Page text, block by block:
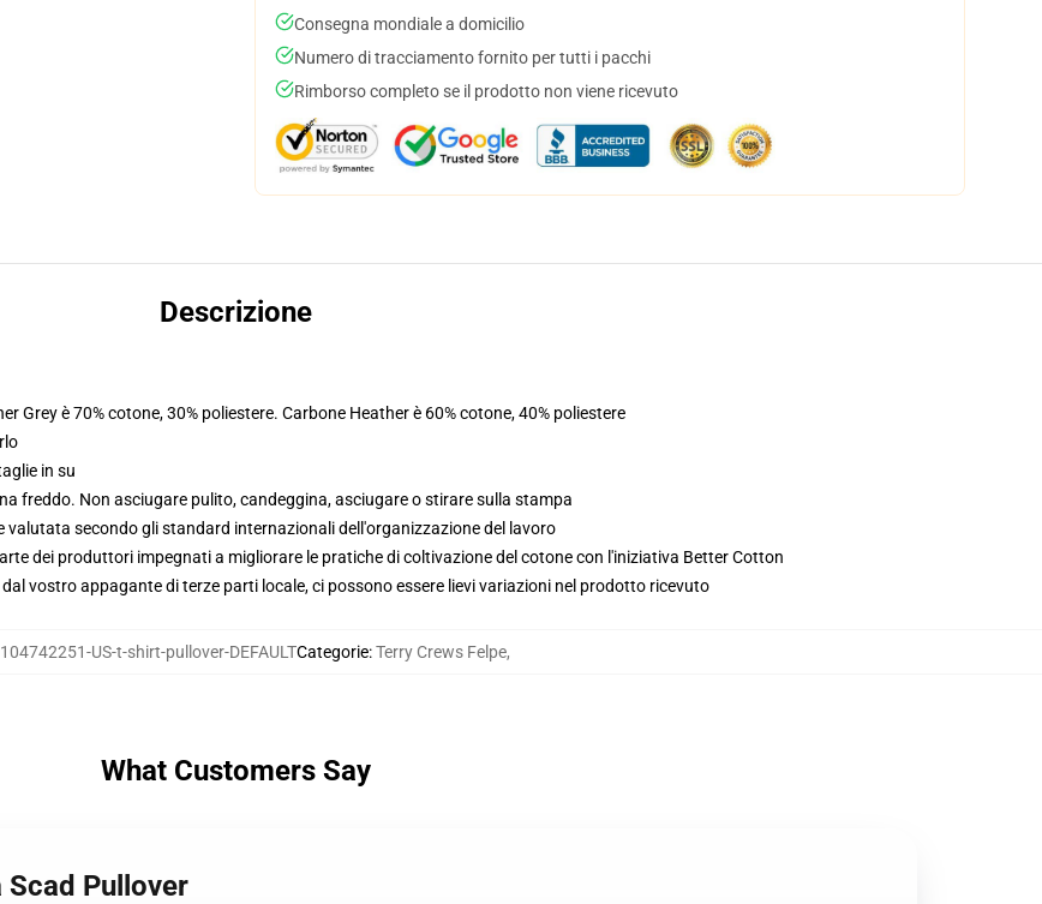
Consegna mondiale a domicilio
Numero di tracciamento fornito per tutti i pacchi
Rimborso completo se il prodotto non viene ricevuto
Descrizione
Grey è 70% cotone, 30% poliestere. Carbone Heather è 60% cotone, 40% poliestere
in su
freddo. Non asciugare pulito, candeggina, asciugare o stirare sulla stampa
secondo gli standard internazionali dell'organizzazione del lavoro
dei produttori impegnati a migliorare le pratiche di coltivazione del cotone con l'iniziativa Better Cotton
vostro appagante di terze parti locale, ci possono essere lievi variazioni nel prodotto ricevuto
104742251-US-t-shirt-pullover-DEFAULTCategorie:Terry Crews Felpe,
What Customers Say
Pullover